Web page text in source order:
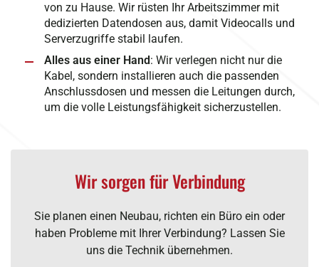
von zu Hause. Wir rüsten Ihr Arbeitszimmer mit
dedizierten Datendosen aus, damit Videocalls und
Serverzugriffe stabil laufen.
Alles aus einer Hand: Wir verlegen nicht nur die
Kabel, sondern installieren auch die passenden
Anschlussdosen und messen die Leitungen durch,
um die volle Leistungsfähigkeit sicherzustellen.
Wir sorgen für Verbindung
Sie planen einen Neubau, richten ein Büro ein oder
haben Probleme mit Ihrer Verbindung? Lassen Sie
uns die Technik übernehmen.